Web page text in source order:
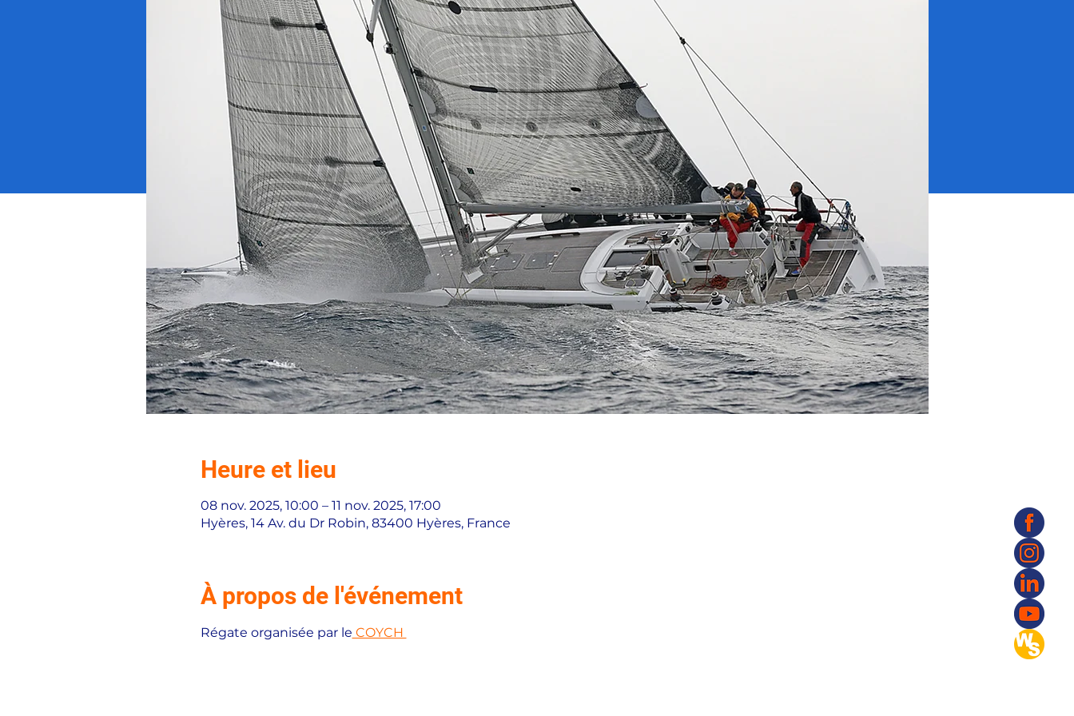
Heure et lieu
08 nov. 2025, 10:00 – 11 nov. 2025, 17:00
Hyères, 14 Av. du Dr Robin, 83400 Hyères, France
À propos de l'événement
Régate organisée par le COYCH